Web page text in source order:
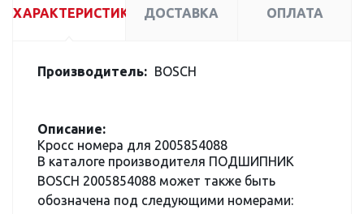
ХАРАКТЕРИСТИКИ ДОСТАВКА ОПЛАТА
Производитель: BOSCH
Описание:
Кросс номера для 2005854088
В каталоге производителя ПОДШИПНИК
BOSCH 2005854088 может также быть
обозначена под следующими номерами: